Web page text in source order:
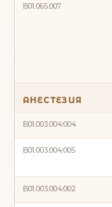
B01.065.007
АНЕСТЕЗИЯ
B01.003.004:004
B01.003.004:005
B01.003.004:002